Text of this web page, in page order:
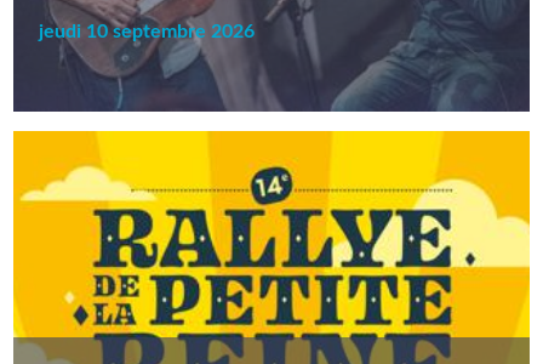
jeudi 10 septembre 2026